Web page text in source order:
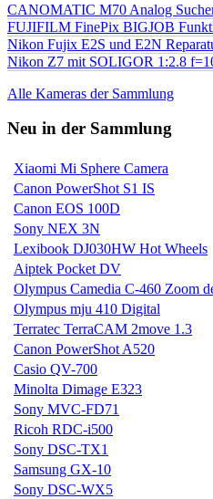
CANOMATIC M70 Analog
FUJIFILM FinePix BIGJOB
Nikon Fujix E2S und E2N
Nikon Z7 mit SOLIGOR 1:2.8
Alle Kameras der Sammlung
Neu in der Sammlung
Xiaomi Mi Sphere Camera
Canon PowerShot S1 IS
Canon EOS 100D
Sony NEX 3N
Lexibook DJ030HW Hot Wheels
Aiptek Pocket DV
Olympus Camedia C-460 Zoom
Olympus mju 410 Digital
Terratec TerraCAM 2move 1.3
Canon PowerShot A520
Casio QV-700
Minolta Dimage E323
Sony MVC-FD71
Ricoh RDC-i500
Sony DSC-TX1
Samsung GX-10
Sony DSC-WX5